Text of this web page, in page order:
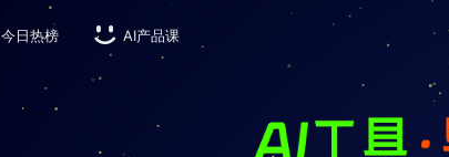
今日热榜 AI产品课